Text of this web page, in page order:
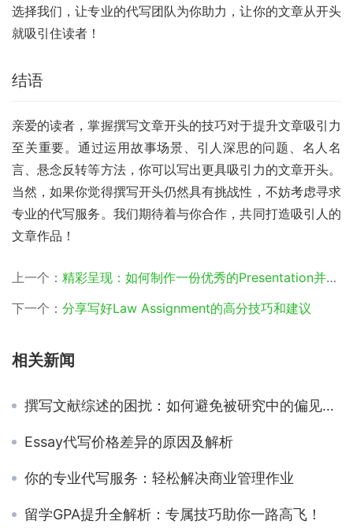
选择我们，让专业的代写团队为你助力，让你的文章从开头
就吸引住读者！
结语
亲爱的读者，掌握撰写文章开头的技巧对于提升文章吸引力
至关重要。通过运用故事场景、引人深思的问题、名人名
言、悬念反转等方法，你可以写出更具吸引力的文章开头。
当然，如果你觉得撰写开头仍然具有挑战性，不妨考虑寻求
专业的代写服务。我们期待着与你合作，共同打造吸引人的
文章作品！
上一个： 精彩呈现：如何制作一份优秀的Presentation并深得人心？
下一个： 分享写好Law Assignment的高分技巧和建议
相关新闻
撰写文献综述的困扰：如何避免被研究中的偏见影响
Essay代写价格差异的原因及解析
你的专业代写服务：轻松解决商业管理作业
留学GPA提升全解析：专属技巧助你一路高飞！